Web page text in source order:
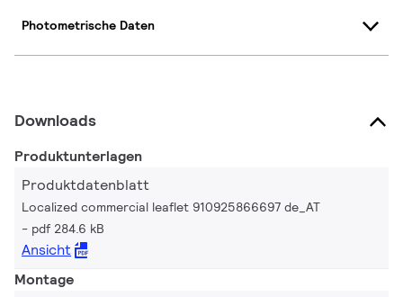
Photometrische Daten
Downloads
Produktunterlagen
Produktdatenblatt
Localized commercial leaflet 910925866697 de_AT
pdf 284.6 kB
Ansicht
Montage